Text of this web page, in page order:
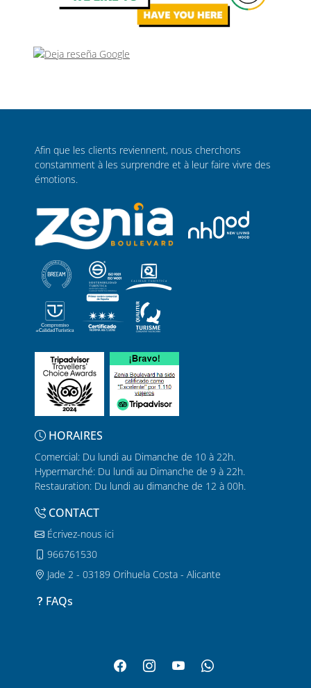
Afin que les clients reviennent, nous cherchons
constamment à les surprendre et à leur faire vivre des
émotions.
HORAIRES
Comercial: Du lundi au Dimanche de 10 à 22h.
Hypermarché: Du lundi au Dimanche de 9 à 22h.
Restauration: Du lundi au dimanche de 12 à 00h.
CONTACT
Écrivez-nous ici
966761530
Jade 2 - 03189 Orihuela Costa - Alicante
FAQs